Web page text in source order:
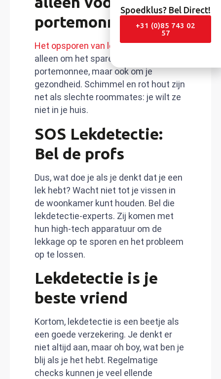
portemonnee
Het opsporen van lekkengaat niet
alleen om het sparen van je
portemonnee, maar ook om je
gezondheid. Schimmel en rot hout zijn
net als slechte roommates: je wilt ze
niet in je huis.
SOS Lekdetectie:
Bel de profs
Dus, wat doe je als je denkt dat je een
lek hebt? Wacht niet tot je vissen in
de woonkamer kunt houden. Bel die
lekdetectie-experts. Zij komen met
hun high-tech apparatuur om de
lekkage op te sporen en het probleem
op te lossen.
Lekdetectie is je
beste vriend
Kortom, lekdetectie is een beetje als
een goede verzekering. Je denkt er
niet altijd aan, maar oh boy, wat ben je
blij als je het hebt. Regelmatige
checks kunnen je veel ellende
Spoedklus? Bel Direct!
+31 (0)85 743 02
57